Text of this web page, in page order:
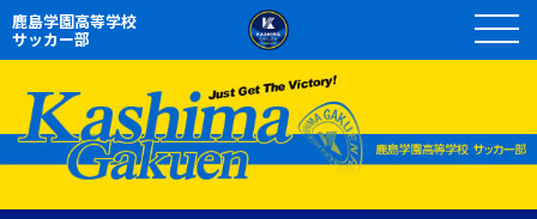
鹿島学園高等学校
サッカー部